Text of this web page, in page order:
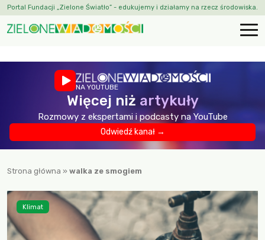
Portal Fundacji „Zielone Światło” - edukujemy i działamy na rzecz środowiska.
NA YOUTUBE
Więcej niż artykuły
Rozmowy z ekspertami i podcasty na YouTube
Odwiedź kanał →
Strona główna » walka ze smogiem
Klimat